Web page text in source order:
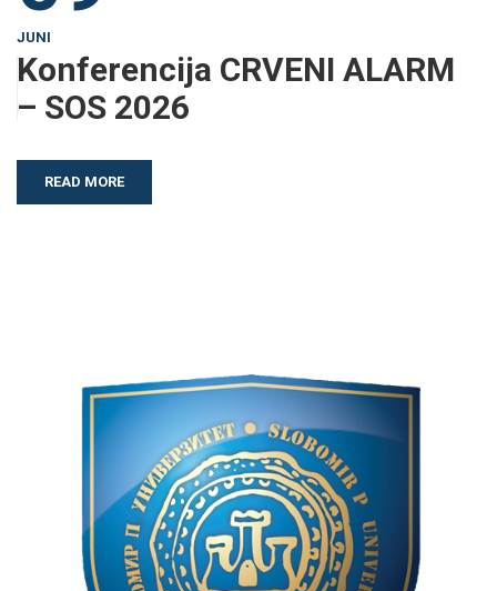
JUNI
Konferencija CRVENI ALARM
– SOS 2026
READ MORE